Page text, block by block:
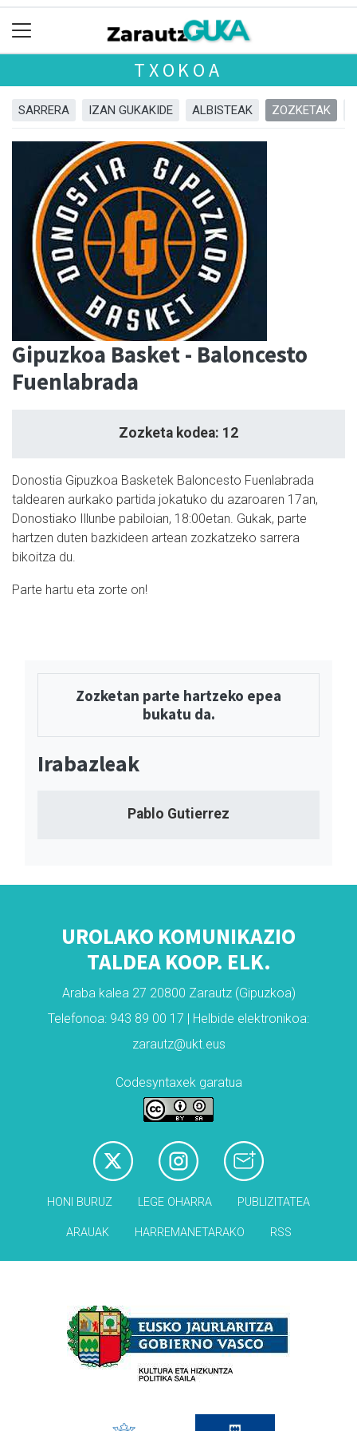
TXOKOA
SARRERA IZAN GUKAKIDE ALBISTEAK ZOZKETAK
Gipuzkoa Basket - Baloncesto
Fuenlabrada
Zozketa kodea: 12
Donostia Gipuzkoa Basketek Baloncesto Fuenlabrada
taldearen aurkako partida jokatuko du azaroaren 17an,
Donostiako Illunbe pabiloian, 18:00etan. Gukak, parte
hartzen duten bazkideen artean zozkatzeko sarrera
bikoitza du.
Parte hartu eta zorte on!
Zozketan parte hartzeko epea
bukatu da.
Irabazleak
Pablo Gutierrez
UROLAKO KOMUNIKAZIO
TALDEA KOOP. ELK.
Araba kalea 27 20800 Zarautz (Gipuzkoa)
Telefonoa: 943 89 00 17 | Helbide elektronikoa:
zarautz@ukt.eus
Codesyntaxek garatua
HONI BURUZ LEGE OHARRA PUBLIZITATEA
ARAUAK HARREMANETARAKO RSS